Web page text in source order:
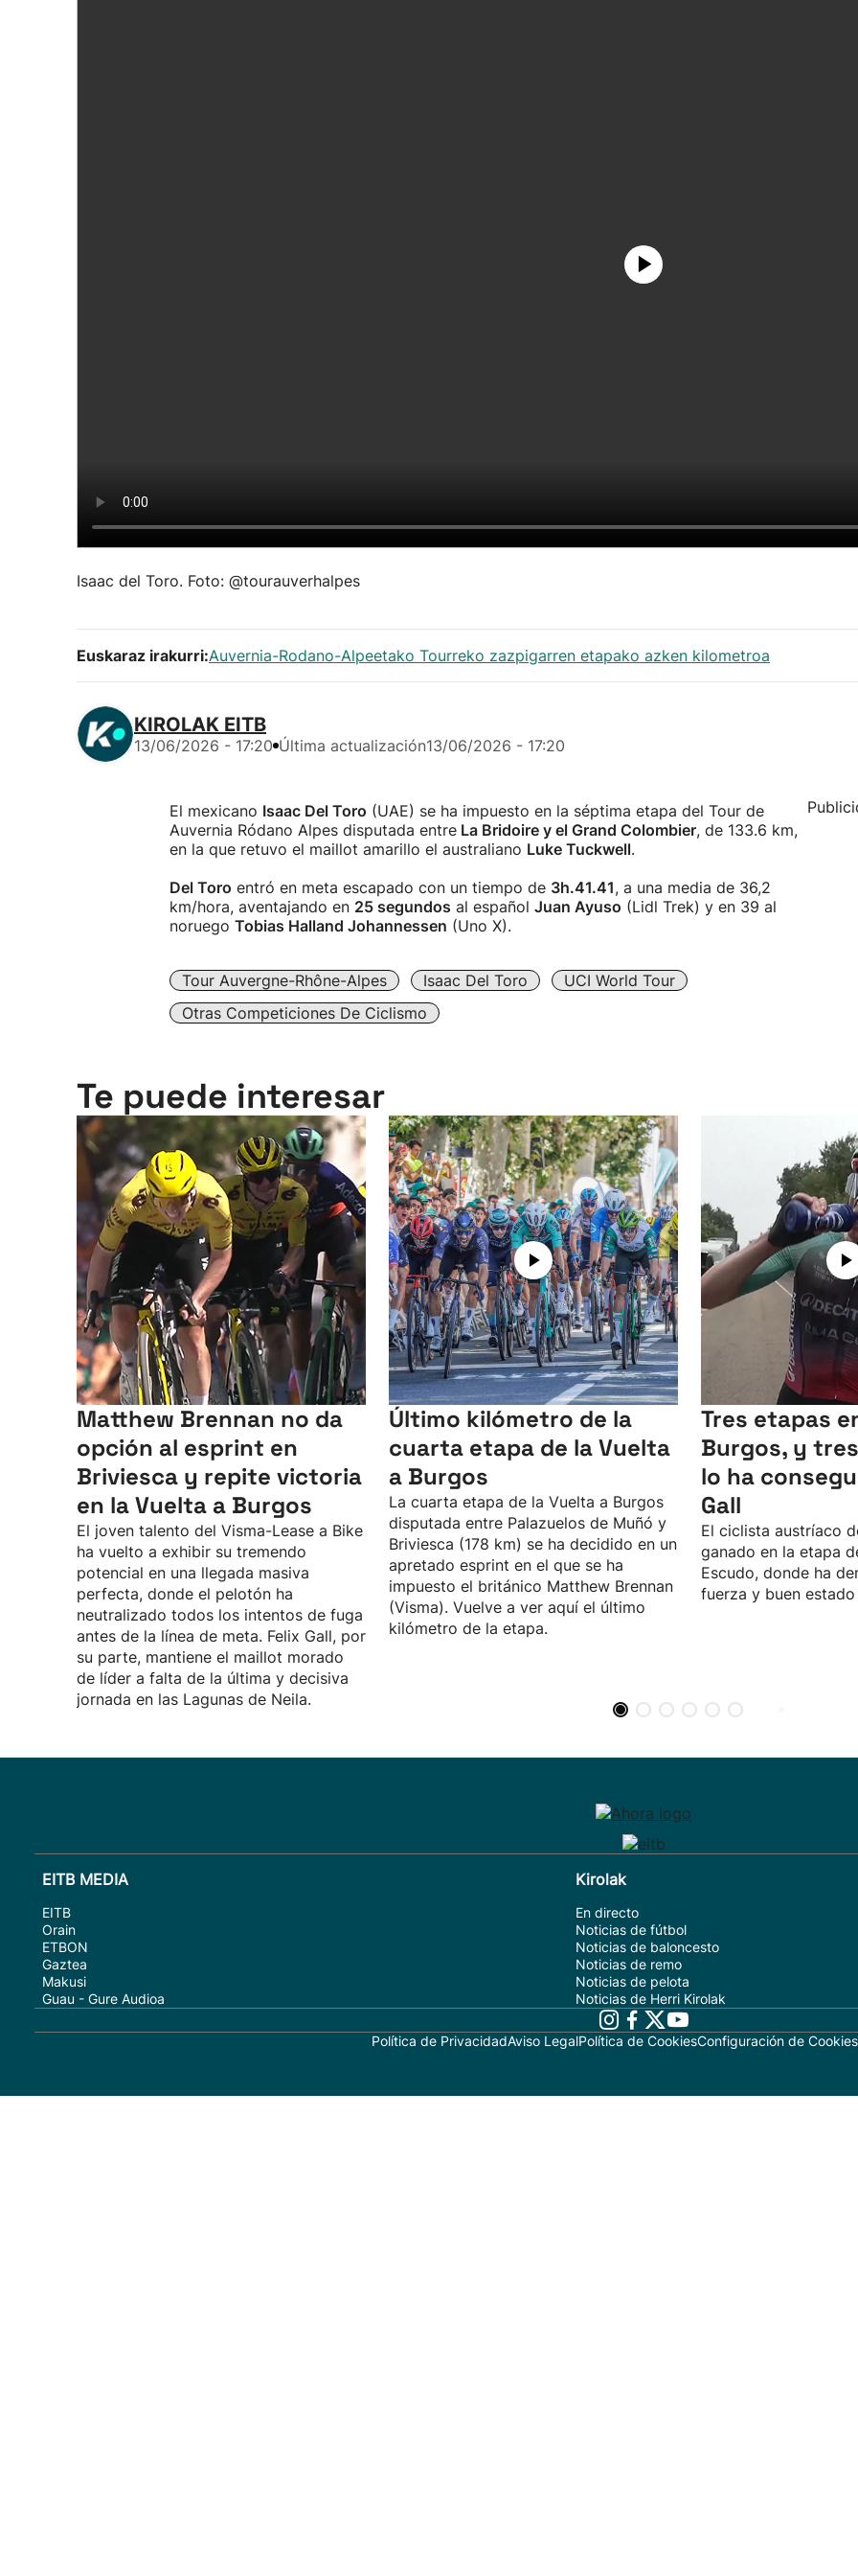
Isaac del Toro. Foto: @tourauverhalpes
Euskaraz irakurri:Auvernia-Rodano-Alpeetako Tourreko zazpigarren etapako azken kilometroa
KIROLAK EITB
13/06/2026 - 17:20 Última actualización13/06/2026 - 17:20
El mexicano Isaac Del Toro (UAE) se ha impuesto en la séptima etapa del Tour de
Auvernia Ródano Alpes disputada entre La Bridoire y el Grand Colombier, de 133.6 km,
en la que retuvo el maillot amarillo el australiano Luke Tuckwell.
Del Toro entró en meta escapado con un tiempo de 3h.41.41, a una media de 36,2
km/hora, aventajando en 25 segundos al español Juan Ayuso (Lidl Trek) y en 39 al
noruego Tobias Halland Johannessen (Uno X).
Tour Auvergne-Rhône-Alpes Isaac Del Toro
UCI World Tour
Otras Competiciones De Ciclismo
Te puede interesar
Matthew Brennan no da
opción al esprint en
Briviesca y repite victoria
en la Vuelta a Burgos
El joven talento del Visma-Lease a Bike
ha vuelto a exhibir su tremendo
potencial en una llegada masiva
perfecta, donde el pelotón ha
neutralizado todos los intentos de fuga
antes de la línea de meta. Felix Gall, por
su parte, mantiene el maillot morado
de líder a falta de la última y decisiva
jornada en las Lagunas de Neila.
Último kilómetro de la
cuarta etapa de la Vuelta
a Burgos
La cuarta etapa de la Vuelta a Burgos
disputada entre Palazuelos de Muñó y
Briviesca (178 km) se ha decidido en un
apretado esprint en el que se ha
impuesto el británico Matthew Brennan
(Visma). Vuelve a ver aquí el último
kilómetro de la etapa.
Tres etapas
Burgos, y
lo ha
Gall
El ciclista austríaco
ganado en la etapa
Escudo, donde ha
fuerza y buen
EITB MEDIA
EITB
Orain
ETBON
Gaztea
Makusi
Guau - Gure Audioa
Kirolak
En directo
Noticias de fútbol
Noticias de baloncesto
Noticias de remo
Noticias de pelota
Noticias de Herri Kirolak
Política de PrivacidadAviso LegalPolítica de CookiesConfiguración de Cookies